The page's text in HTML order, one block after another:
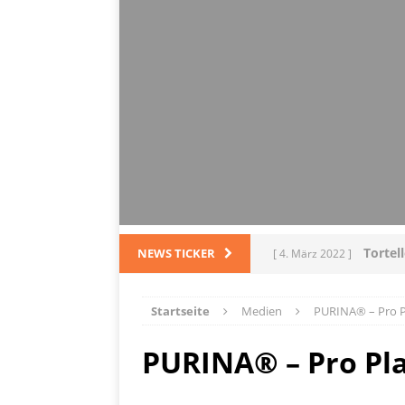
NEWS TICKER [ 4. März 2022 ]
Startseite Medien PURINA® – Pro
PURINA® – Pro